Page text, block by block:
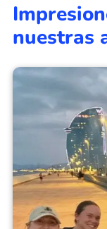
nuestras